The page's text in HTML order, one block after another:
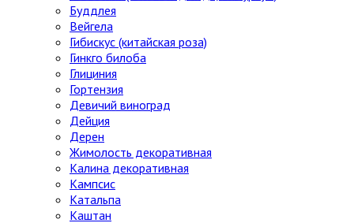
Буддлея
Вейгела
Гибискус (китайская роза)
Гинкго билоба
Глициния
Гортензия
Девичий виноград
Дейция
Дерен
Жимолость декоративная
Калина декоративная
Кампсис
Катальпа
Каштан